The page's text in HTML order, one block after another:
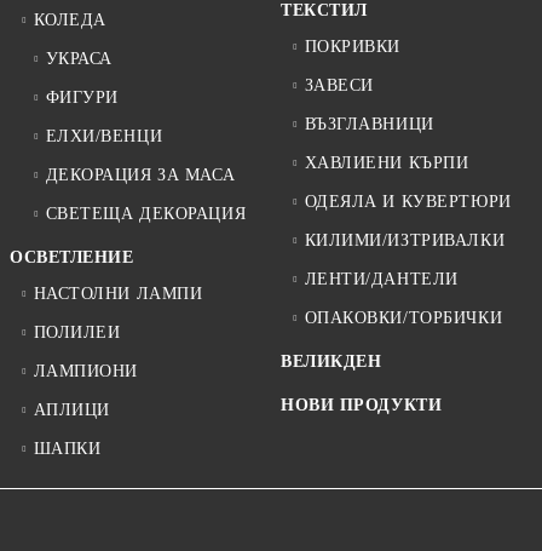
КОЛЕДА
УКРАСА
ФИГУРИ
ЕЛХИ/ВЕНЦИ
ДЕКОРАЦИЯ ЗА МАСА
СВЕТЕЩА ДЕКОРАЦИЯ
ОСВЕТЛЕНИЕ
НАСТОЛНИ ЛАМПИ
ПОЛИЛЕИ
ЛАМПИОНИ
АПЛИЦИ
ШАПКИ
ТЕКСТИЛ
ПОКРИВКИ
ЗАВЕСИ
ВЪЗГЛАВНИЦИ
ХАВЛИЕНИ КЪРПИ
ОДЕЯЛА И КУВЕРТЮРИ
КИЛИМИ/ИЗТРИВАЛКИ
ЛЕНТИ/ДАНТЕЛИ
ОПАКОВКИ/ТОРБИЧКИ
ВЕЛИКДЕН
НОВИ ПРОДУКТИ